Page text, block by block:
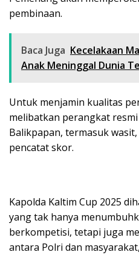
pembinaan.
Baca Juga Kecelakaan
Anak Meninggal Dunia
Untuk menjamin kualitas
melibatkan perangkat resmi
Balikpapan, termasuk
pencatat skor.
Kapolda Kaltim Cup 2025
yang tak hanya
berkompetisi, tetapi juga
antara Polri dan